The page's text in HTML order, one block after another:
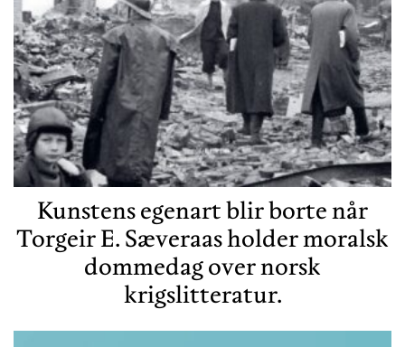
Kunstens egenart blir borte når
Torgeir E. Sæveraas holder moralsk
dommedag over norsk
krigslitteratur.